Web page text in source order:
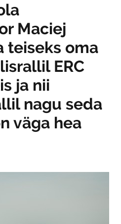
Maciej
teiseks oma
ERC
ja nii
nagu seda
väga hea